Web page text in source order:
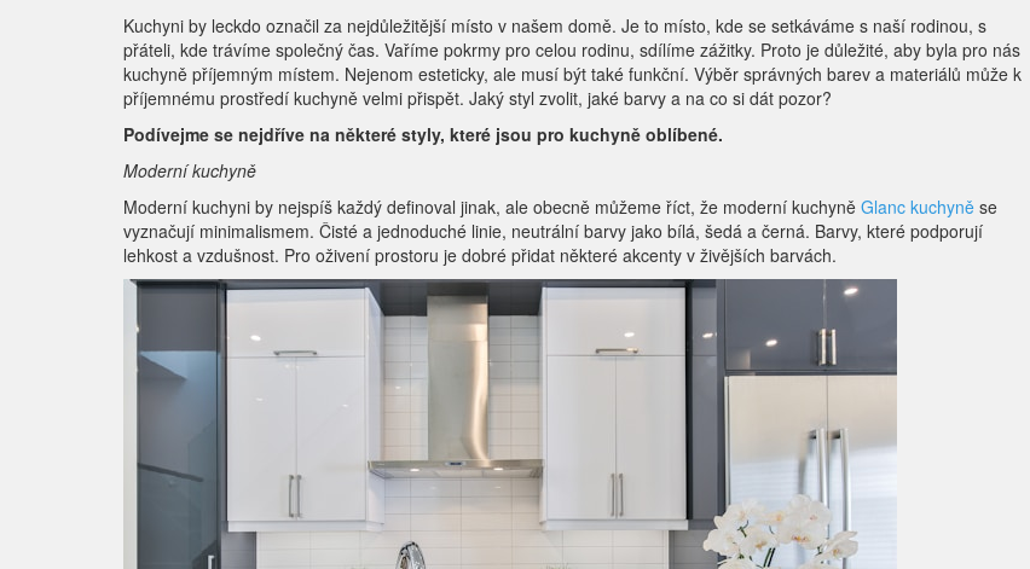
Kuchyni by leckdo označil za nejdůležitější místo v našem domě. Je to místo, kde se setkáváme s naší rodinou, s
přáteli, kde trávíme společný čas. Vaříme pokrmy pro celou rodinu, sdílíme zážitky. Proto je důležité, aby byla pro nás
kuchyně příjemným místem. Nejenom esteticky, ale musí být také funkční. Výběr správných barev a materiálů může k
příjemnému prostředí kuchyně velmi přispět. Jaký styl zvolit, jaké barvy a na co si dát pozor?
Podívejme se nejdříve na některé styly, které jsou pro kuchyně oblíbené.
Moderní kuchyně
Moderní kuchyni by nejspíš každý definoval jinak, ale obecně můžeme říct, že moderní kuchyně Glanc kuchyně se
vyznačují minimalismem. Čisté a jednoduché linie, neutrální barvy jako bílá, šedá a černá. Barvy, které podporují
lehkost a vzdušnost. Pro oživení prostoru je dobré přidat některé akcenty v živějších barvách.